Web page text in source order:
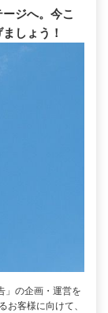
ジへ。今こ
しょう！
」の企画・運営を
お客様に向けて、